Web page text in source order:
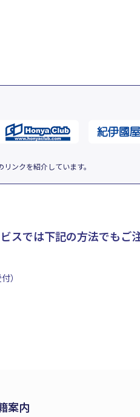
ンクを紹介しています。
では下記の方法でもご
）
案内